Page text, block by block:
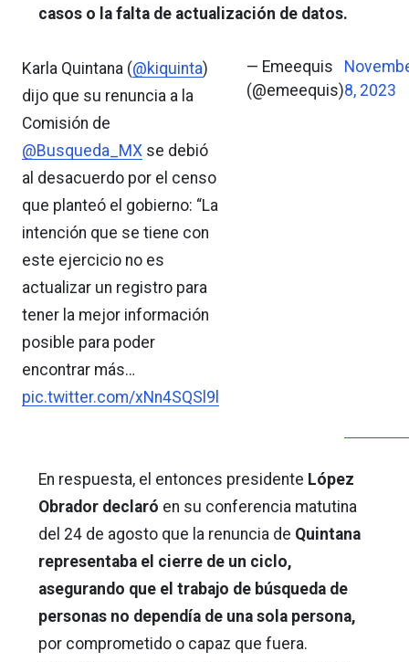
casos o la falta de actualización de datos.
Karla Quintana (@kiquinta)
dijo que su renuncia a la
Comisión de
@Busqueda_MX se debió
al desacuerdo por el censo
que planteó el gobierno: “La
intención que se tiene con
este ejercicio no es
actualizar un registro para
tener la mejor información
posible para poder
encontrar más…
pic.twitter.com/xNn4SQSl9l
— Emeequis
(@emeequis)8, 2023
En respuesta, el entonces presidente López
Obrador declaró en su conferencia matutina
del 24 de agosto que la renuncia de Quintana
representaba el cierre de un ciclo,
asegurando que el trabajo de búsqueda de
personas no dependía de una sola persona,
por comprometido o capaz que fuera.